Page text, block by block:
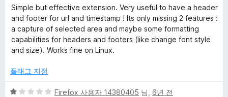
Update,
I still haven't found an easier or more reliable page saver,
even when the page is too large to save as a single image,
the page will be saved with two images.
점
만
점
에
4
Simple but effective extension. Very useful to have a header
and footer for url and timestamp ! Its only missing 2 features :
a capture of selected area and maybe some formatting
capabilities for headers and footers (like change font style
and size). Works fine on Linux.
플래그 지정
5
Firefox 사용자 14380405 님, 6년 전